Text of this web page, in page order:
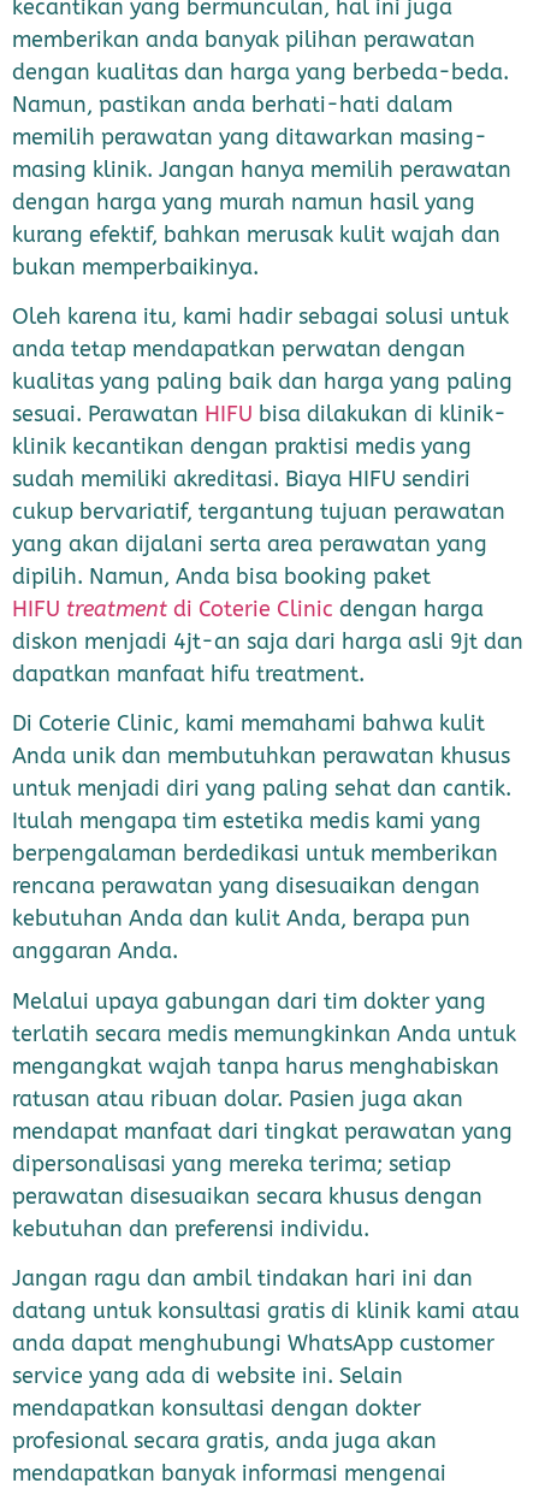
kecantikan yang bermunculan, hal ini juga
memberikan anda banyak pilihan perawatan
dengan kualitas dan harga yang berbeda-beda.
Namun, pastikan anda berhati-hati dalam
memilih perawatan yang ditawarkan masing-
masing klinik. Jangan hanya memilih perawatan
dengan harga yang murah namun hasil yang
kurang efektif, bahkan merusak kulit wajah dan
bukan memperbaikinya.
Oleh karena itu, kami hadir sebagai solusi untuk
anda tetap mendapatkan perwatan dengan
kualitas yang paling baik dan harga yang paling
sesuai. Perawatan HIFU bisa dilakukan di klinik-
klinik kecantikan dengan praktisi medis yang
sudah memiliki akreditasi. Biaya HIFU sendiri
cukup bervariatif, tergantung tujuan perawatan
yang akan dijalani serta area perawatan yang
dipilih. Namun, Anda bisa booking paket
HIFU treatment di Coterie Clinic dengan harga
diskon menjadi 4jt-an saja dari harga asli 9jt dan
dapatkan manfaat hifu treatment.
Di Coterie Clinic, kami memahami bahwa kulit
Anda unik dan membutuhkan perawatan khusus
untuk menjadi diri yang paling sehat dan cantik.
Itulah mengapa tim estetika medis kami yang
berpengalaman berdedikasi untuk memberikan
rencana perawatan yang disesuaikan dengan
kebutuhan Anda dan kulit Anda, berapa pun
anggaran Anda.
Melalui upaya gabungan dari tim dokter yang
terlatih secara medis memungkinkan Anda untuk
mengangkat wajah tanpa harus menghabiskan
ratusan atau ribuan dolar. Pasien juga akan
mendapat manfaat dari tingkat perawatan yang
dipersonalisasi yang mereka terima; setiap
perawatan disesuaikan secara khusus dengan
kebutuhan dan preferensi individu.
Jangan ragu dan ambil tindakan hari ini dan
datang untuk konsultasi gratis di klinik kami atau
anda dapat menghubungi WhatsApp customer
service yang ada di website ini. Selain
mendapatkan konsultasi dengan dokter
profesional secara gratis, anda juga akan
mendapatkan banyak informasi mengenai